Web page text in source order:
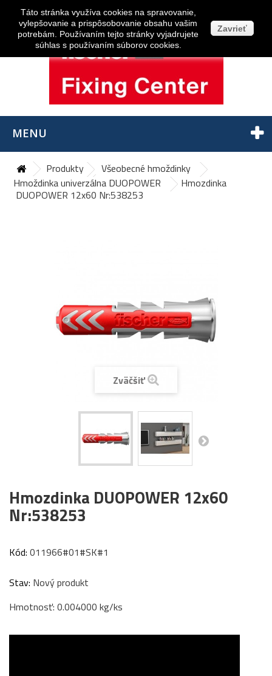
MENU
Produkty
Všeobecné hmoždinky
Hmoždinka univerzálna DUOPOWER
Hmozdinka
DUOPOWER 12x60 Nr:538253
Zväčšiť
Hmozdinka DUOPOWER 12x60
Nr:538253
Kód: 011966#01#SK#1
Stav: Nový produkt
Hmotnosť: 0.004000 kg/ks
Táto stránka využíva cookies na spravovanie,
vylepšovanie a prispôsobovanie obsahu vašim
potrebám. Používaním tejto stránky vyjadrujete
súhlas s používaním súborov cookies.
Zavrieť